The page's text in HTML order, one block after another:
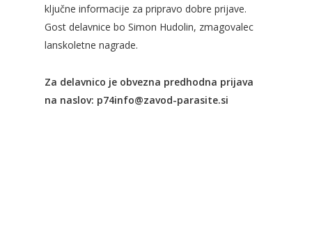
ključne informacije za pripravo dobre prijave.
Gost delavnice bo Simon Hudolin, zmagovalec
lanskoletne nagrade.
Za delavnico je obvezna predhodna prijava
na naslov: p74info@zavod-parasite.si